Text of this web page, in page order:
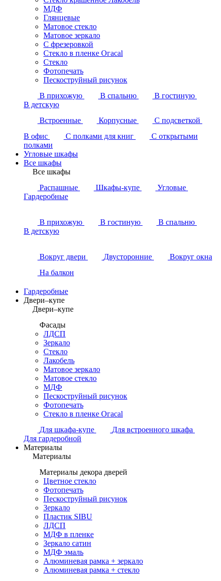
МДФ
Глянцевые
Матовое стекло
Матовое зеркало
С фрезеровкой
Стекло в пленке Огасаl
Стекло
Фотопечать
Пескоструйный рисунок
В прихожую
В спальню
В гостиную
В детскую
Встроенные
Корпусные
С подсветкой
В офис
С полками для книг
С открытыми
полками
Угловые шкафы
Все шкафы
Все шкафы
Распашные
Шкафы-купе
Угловые
Гардеробные
В прихожую В гостиную
В спальню
В детскую
Вокруг двери Двусторонние
Вокруг окна
На балкон
Гардеробные
Двери–купе
Двери–купе
Фасады
ЛДСП
Зеркало
Стекло
Лакобель
Матовое зеркало
Матовое стекло
МДФ
Пескоструйный рисунок
Фотопечать
Стекло в пленке Огасаl
Для шкафа-купе
Для встроенного шкафа
Для гардеробной
Материалы
Материалы
Материалы декора дверей
Цветное стекло
Фотопечать
Пескоструйный рисунок
Зеркало
Пластик SIBU
ЛДСП
МДФ в пленке
Зеркало сатин
МДФ эмаль
Алюминевая рамка + зеркало
Алюминевая рамка + стекло